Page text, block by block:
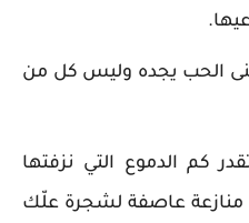
الحب يجده وليس كل من
كم الدموع التي نزفتها
منازعة عاصفة لشجرة علّك